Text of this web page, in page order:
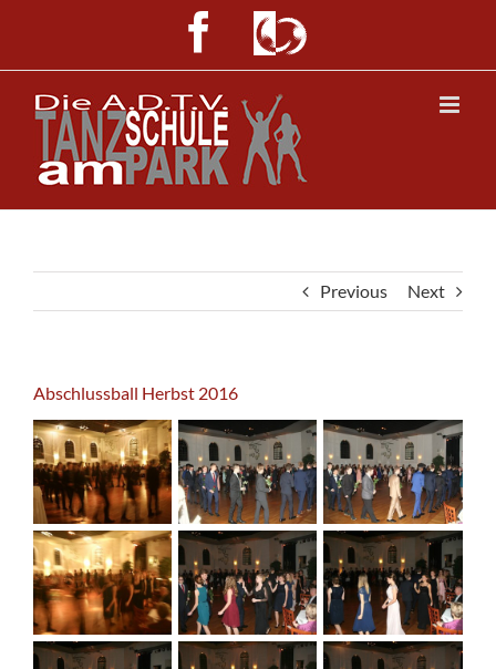
content
Facebook
ADTV
Previous Next
Abschlussball Herbst 2016